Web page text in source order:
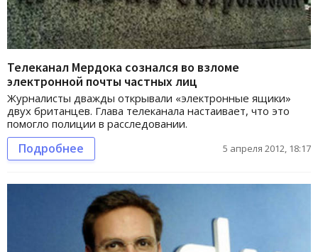
Телеканал Мердока сознался во взломе
электронной почты частных лиц
Журналисты дважды открывали «электронные ящики»
двух британцев. Глава телеканала настаивает, что это
помогло полиции в расследовании.
Подробнее 5 апреля 2012, 18:17